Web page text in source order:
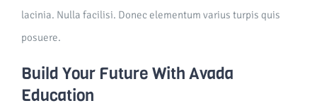
lacinia. Nulla facilisi. Donec elementum varius turpis quis
posuere.
Build Your Future With Avada
Education